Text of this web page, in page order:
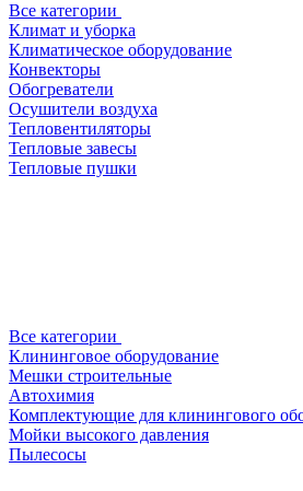
Все категории
Климат и уборка
Климатическое оборудование
Конвекторы
Обогреватели
Осушители воздуха
Тепловентиляторы
Тепловые завесы
Тепловые пушки
Все категории
Клининговое оборудование
Мешки строительные
Автохимия
Комплектующие для клинингового
Мойки высокого давления
Пылесосы